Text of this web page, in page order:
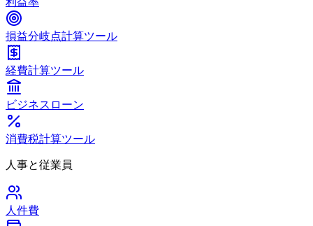
損益分岐点計算ツール
経費計算ツール
ビジネスローン
消費税計算ツール
人事と従業員
人件費